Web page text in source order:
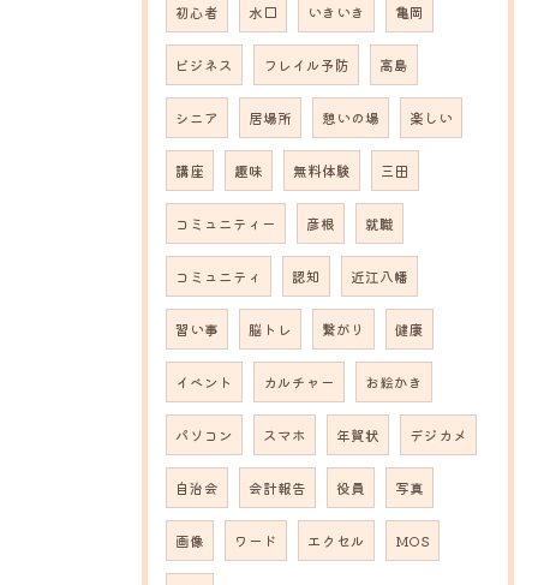
初心者 水口 いきいき 亀岡
ビジネス フレイル予防 高島
シニア 居場所 憩いの場 楽しい
講座 趣味 無料体験 三田
コミュニティー 彦根 就職
コミュニティ 認知 近江八幡
習い事 脳トレ 繋がり 健康
イベント カルチャー お絵かき
パソコン スマホ 年賀状 デジカメ
自治会 会計報告 役員 写真
画像 ワード エクセル MOS